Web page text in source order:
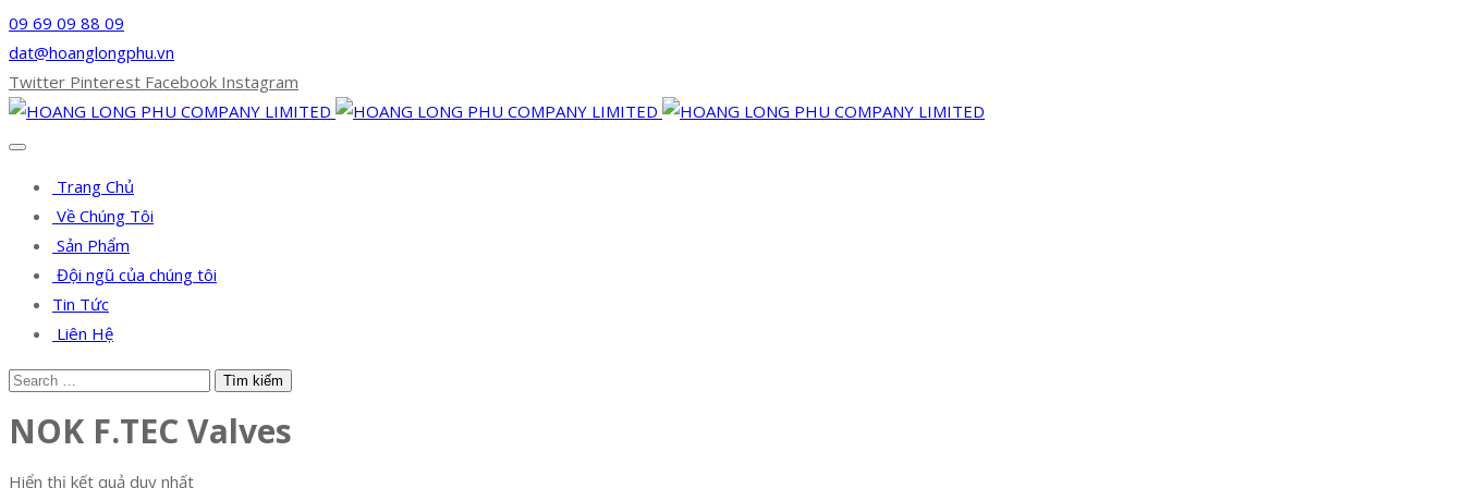
09 69 09 88 09
dat@hoanglongphu.vn
Twitter Pinterest Facebook Instagram
Trang Chủ
Về Chúng Tôi
Sản Phẩm
Đội ngũ của chúng tôi
Tin Tức
Liên Hệ
NOK F.TEC Valves
Hiển thị kết quả duy nhất